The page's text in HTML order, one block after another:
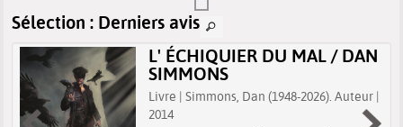
état en soi et invite le lecteur à parta...
Sélection : Derniers avis
L' ÉCHIQUIER DU MAL / DAN
SIMMONS
Livre | Simmons, Dan (1948-2026). Auteur |
2014